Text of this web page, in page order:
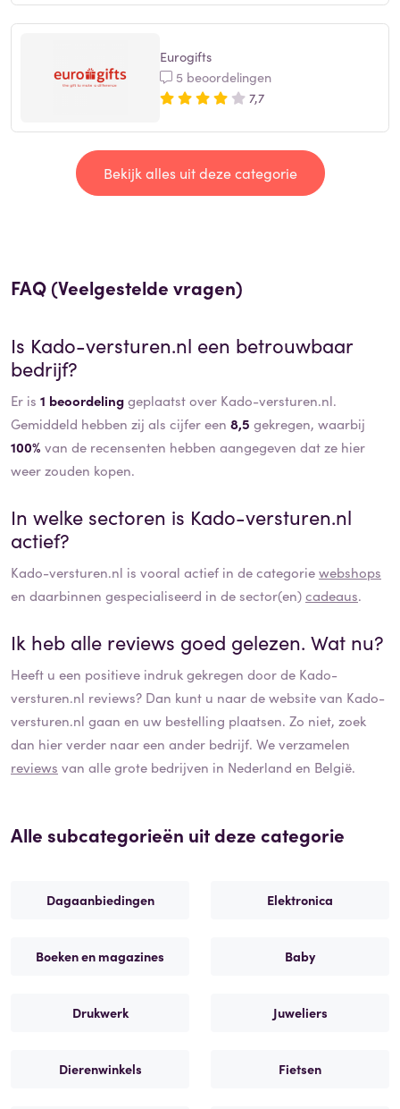
Eurogifts
5 beoordelingen
7,7
Bekijk alles uit deze categorie
FAQ (Veelgestelde vragen)
Is Kado-versturen.nl een betrouwbaar
bedrijf?
Er is 1 beoordelinggeplaatst over Kado-versturen.nl.
Gemiddeld hebben zij als cijfer een 8,5 gekregen, waarbij
100% van de recensenten hebben aangegeven dat ze hier
weer zouden kopen.
In welke sectoren is Kado-versturen.nl
actief?
Kado-versturen.nl is vooral actief in de categoriewebshops
en daarbinnen gespecialiseerd in de sector(en)cadeaus.
Ik heb alle reviews goed gelezen. Wat nu?
Heeft u een positieve indruk gekregen door de Kado-
versturen.nl reviews? Dan kunt u naar de website van Kado-
versturen.nl gaan en uw bestelling plaatsen. Zo niet, zoek
dan hier verder naar een ander bedrijf. We verzamelen
reviews van alle grote bedrijven in Nederland en België.
Alle subcategorieën uit deze categorie
Dagaanbiedingen Elektronica
Boeken en magazines Baby
Drukwerk Juweliers
Dierenwinkels Fietsen